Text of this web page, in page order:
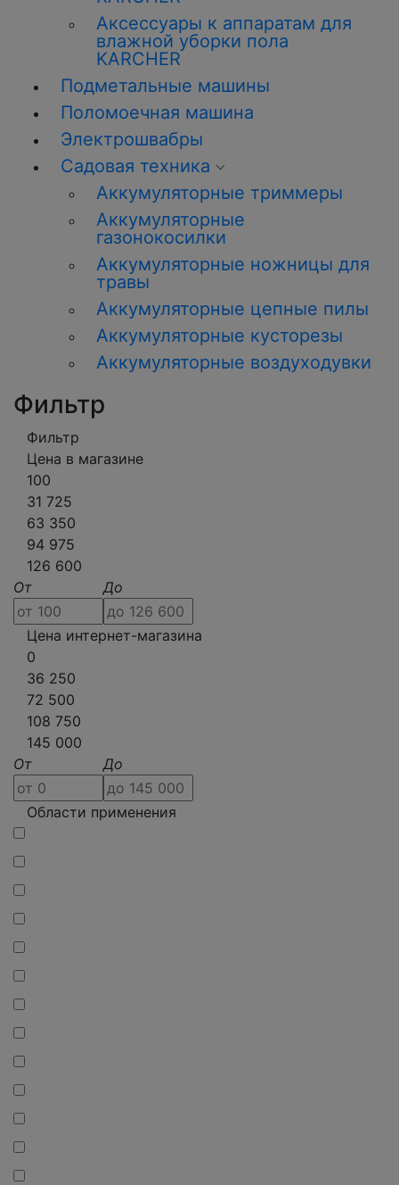
Аксессуары к аппаратам для
влажной уборки пола
KARCHER
Подметальные машины
Поломоечная машина
Электрошвабры
Садовая техника
Аккумуляторные триммеры
Аккумуляторные
газонокосилки
Аккумуляторные ножницы для
травы
Аккумуляторные цепные пилы
Аккумуляторные кусторезы
Аккумуляторные воздуходувки
Фильтр
Фильтр
Цена в магазине
100
31 725
63 350
94 975
126 600
От
До
Цена интернет-магазина
0
36 250
72 500
108 750
145 000
От
До
Области применения